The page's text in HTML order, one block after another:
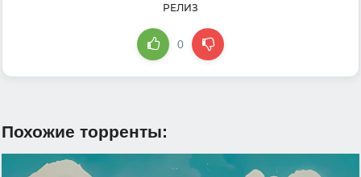
РЕЛИЗ
0
Похожие торренты: